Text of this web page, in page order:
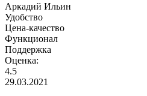
Аркадий Ильин
Удобство
Цена-качество
Функционал
Поддержка
Оценка:
4.5
29.03.2021